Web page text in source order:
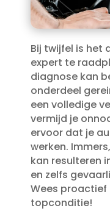
Bij twijfel is het
expert te
diagnose kan
onderdeel
een volledige
vermijd je
ervoor dat je
werken.​
kan resulteren
en zelfs
Wees proactief
topconditie!